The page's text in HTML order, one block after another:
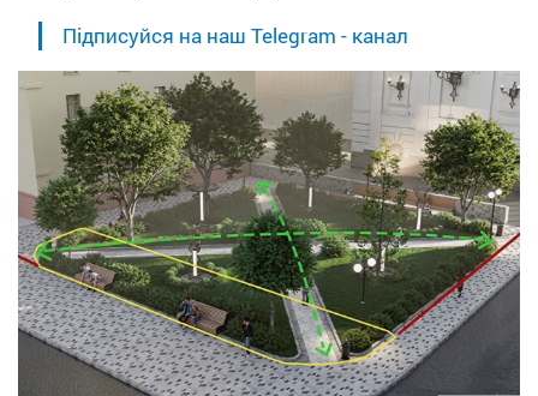
Підписуйся на наш Telegram - канал